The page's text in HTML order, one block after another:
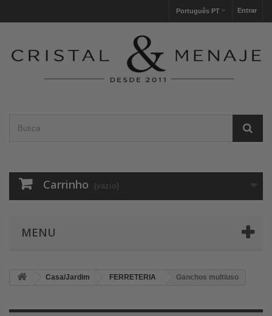
Entrar
Português PT
Carrinho (vazio)
MENU
Casa/Jardim FERRETERIA Ganchos multiuso